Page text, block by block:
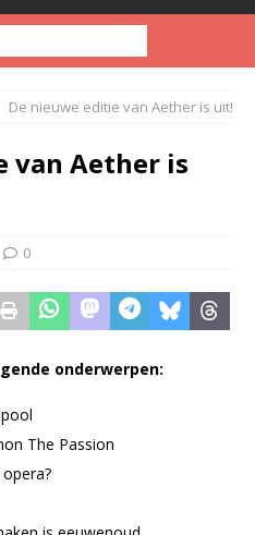
De nieuwe editie van Aether is uit!
van Aether is
0
onderwerpen:
The Passion